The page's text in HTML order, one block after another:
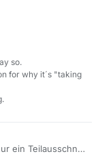
so.
for why it´s "taking
ein Teilausschnitt